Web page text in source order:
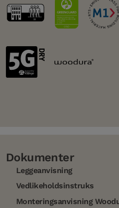
Dokumenter
Leggeanvisning
Vedlikeholdsinstruks
Monteringsanvisning